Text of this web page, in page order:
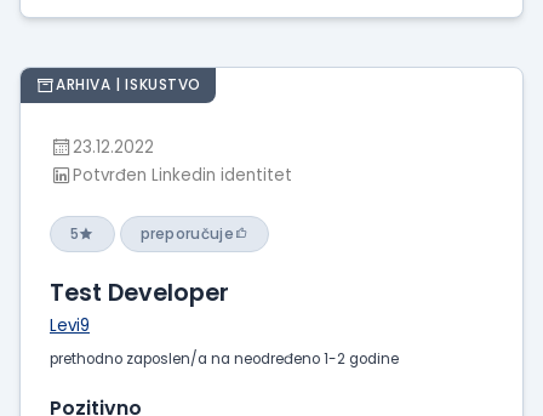
ARHIVA | ISKUSTVO
23.12.2022
Potvrđen Linkedin identitet
5 preporučuje
Test Developer
Levi9
prethodno zaposlen/a na neodređeno 1-2 godine
Pozitivno